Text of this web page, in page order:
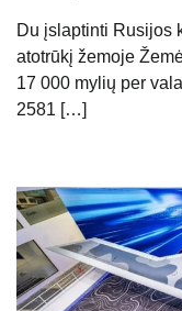
Du įslaptinti Rusijos
atotrūkį žemoje
17 000 mylių per
2581 […]